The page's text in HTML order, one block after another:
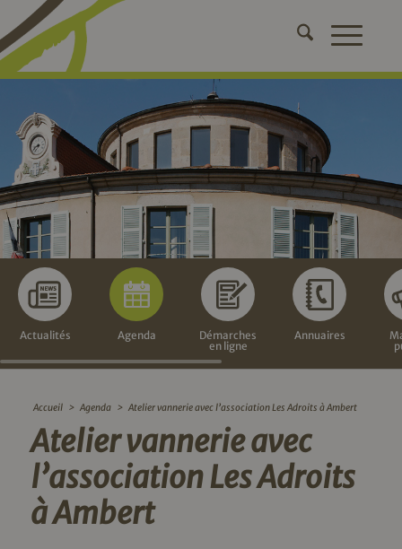
Actualités Agenda
Démarches
en ligne
Annuaires
Accueil > Agenda > Atelier vannerie avec l’association Les Adroits à Ambert
Atelier vannerie avec
l’association Les Adroits
à Ambert